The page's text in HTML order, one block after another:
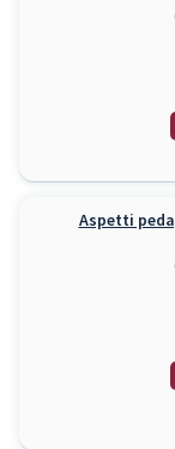
Aspetti